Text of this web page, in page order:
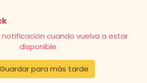
notificación cuando vuelva a estar
disponible
Guardar para más tarde